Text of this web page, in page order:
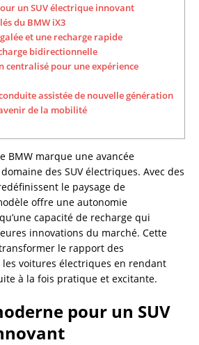
un SUV électrique innovant
du BMW iX3
et une recharge rapide
bidirectionnelle
centralisé pour une expérience
assistée de nouvelle génération
de la mobilité
BMW marque une avancée
des SUV électriques. Avec des
le paysage de
offre une autonomie
capacité de recharge qui
innovations du marché. Cette
le rapport des
les voitures électriques en rendant
à la fois pratique et excitante.
pour un SUV